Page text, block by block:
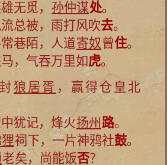
无觅， 孙仲谋处。
总被，雨打风吹去。
巷陌，人道寄奴曾住。
，气吞万里如 虎。
狼居胥 ，赢得仓皇北
犹记，烽火扬州 路。
祠下，一片神鸦社鼓。
老矣，尚能饭否？